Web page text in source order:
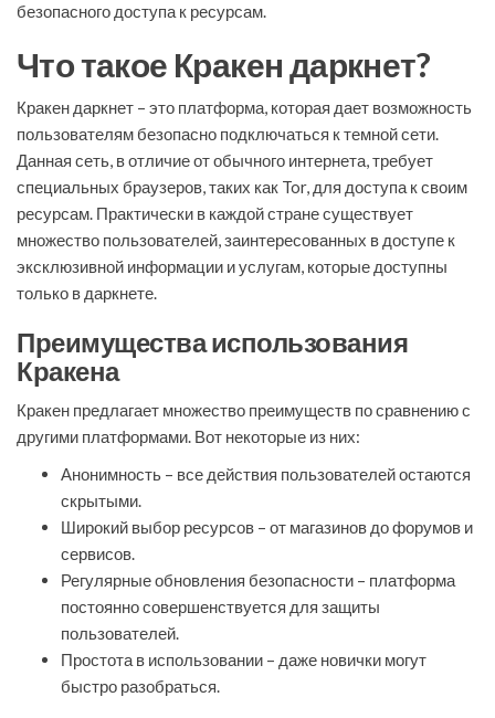
безопасного доступа к ресурсам.
Что такое Кракен даркнет?
Кракен даркнет – это платформа, которая дает возможность
пользователям безопасно подключаться к темной сети.
Данная сеть, в отличие от обычного интернета, требует
специальных браузеров, таких как Tor, для доступа к своим
ресурсам. Практически в каждой стране существует
множество пользователей, заинтересованных в доступе к
эксклюзивной информации и услугам, которые доступны
только в даркнете.
Преимущества использования
Кракена
Кракен предлагает множество преимуществ по сравнению с
другими платформами. Вот некоторые из них:
Анонимность – все действия пользователей остаются
скрытыми.
Широкий выбор ресурсов – от магазинов до форумов и
сервисов.
Регулярные обновления безопасности – платформа
постоянно совершенствуется для защиты
пользователей.
Простота в использовании – даже новички могут
быстро разобраться.